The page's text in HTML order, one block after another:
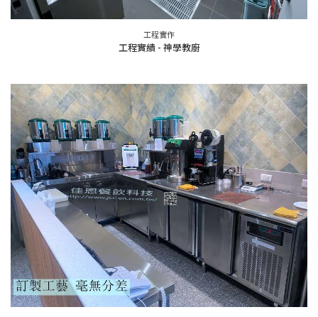
工程實作
工程實績 - 神學教廚